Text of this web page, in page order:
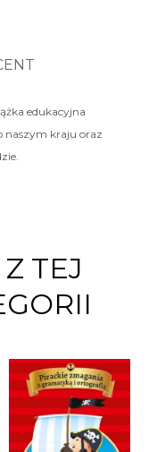
edukacyjna
naszym kraju oraz
TEJ